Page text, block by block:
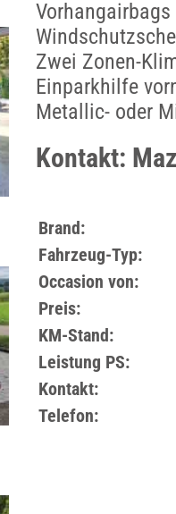
Zwei Zonen-
Einparkhilfe
Metallic- oder
Kontakt:
Brand:
Fahrzeug-Typ:
Occasion von:
Preis:
KM-Stand:
Leistung PS:
Kontakt:
Telefon: